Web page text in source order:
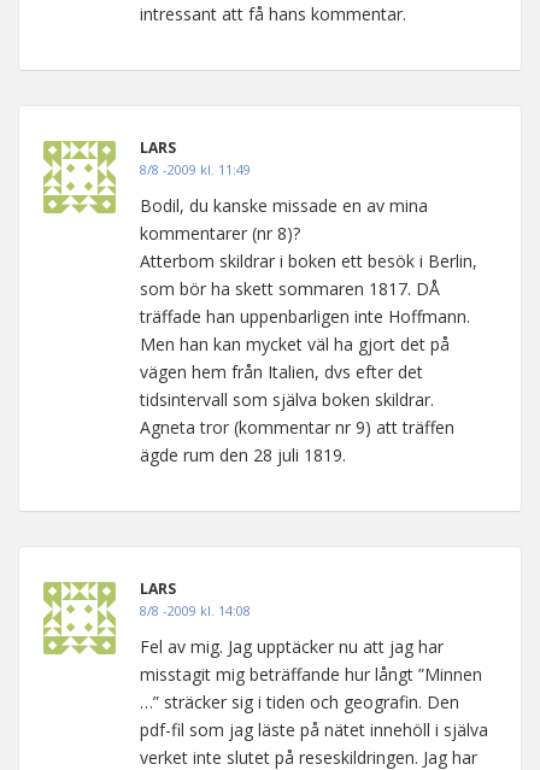
intressant att få hans kommentar.
LARS
8/8 -2009 kl. 11:49
Bodil, du kanske missade en av mina
kommentarer (nr 8)?
Atterbom skildrar i boken ett besök i Berlin,
som bör ha skett sommaren 1817. DÅ
träffade han uppenbarligen inte Hoffmann.
Men han kan mycket väl ha gjort det på
vägen hem från Italien, dvs efter det
tidsintervall som själva boken skildrar.
Agneta tror (kommentar nr 9) att träffen
ägde rum den 28 juli 1819.
LARS
8/8 -2009 kl. 14:08
Fel av mig. Jag upptäcker nu att jag har
misstagit mig beträffande hur långt ”Minnen
…” sträcker sig i tiden och geografin. Den
pdf-fil som jag läste på nätet innehöll i själva
verket inte slutet på reseskildringen. Jag har